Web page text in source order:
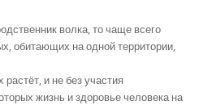
волка, то чаще всего
обитающих на одной территории,
и не без участия
жизнь и здоровье человека на